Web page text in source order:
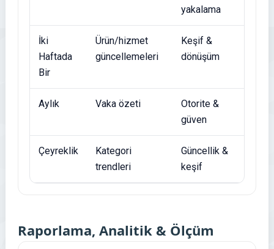
yakalama
İki
Haftada
Bir
Ürün/hizmet
güncellemeleri
Keşif &
dönüşüm
Aylık Vaka özeti
Otorite &
güven
Çeyreklik
Kategori
trendleri
Güncellik &
keşif
Raporlama, Analitik & Ölçüm